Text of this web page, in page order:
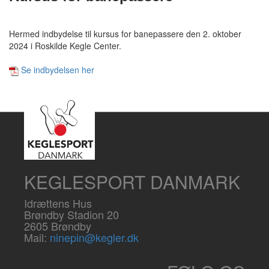
Hermed indbydelse til kursus for banepassere den 2. oktober
2024 i Roskilde Kegle Center.
Se indbydelsen her
KEGLESPORT DANMARK
Idrættens Hus
Brøndby Stadion 20
2605 Brøndby
Mail: ninepin@kegler.dk